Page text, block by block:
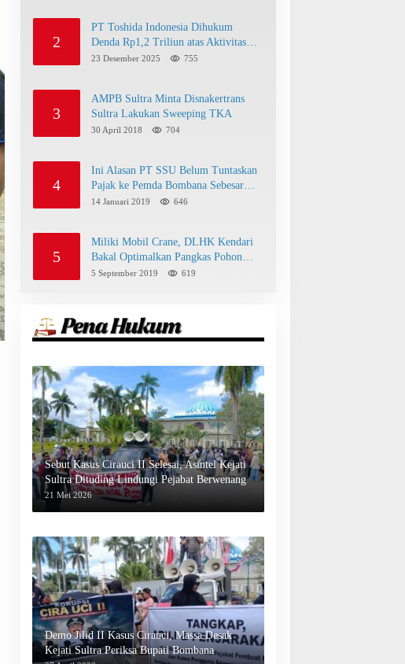
2
PT Toshida Indonesia Dihukum
Denda Rp1,2 Triliun atas Aktivitas
Tambang Ilegal
23 Desember 2025 755
3
AMPB Sultra Minta Disnakertrans
Sultra Lakukan Sweeping TKA
30 April 2018 704
4
Ini Alasan PT SSU Belum Tuntaskan
Pajak ke Pemda Bombana Sebesar
Rp8 Miliar
14 Januari 2019 646
5
Miliki Mobil Crane, DLHK Kendari
Bakal Optimalkan Pangkas Pohon
Peneduh
5 September 2019 619
Sebut Kasus Cirauci II Selesai, Asintel Kejati
Sultra Dituding Lindungi Pejabat Berwenang
21 Mei 2026
Demo Jilid II Kasus Cirauci, Massa Desak
Kejati Sultra Periksa Bupati Bombana